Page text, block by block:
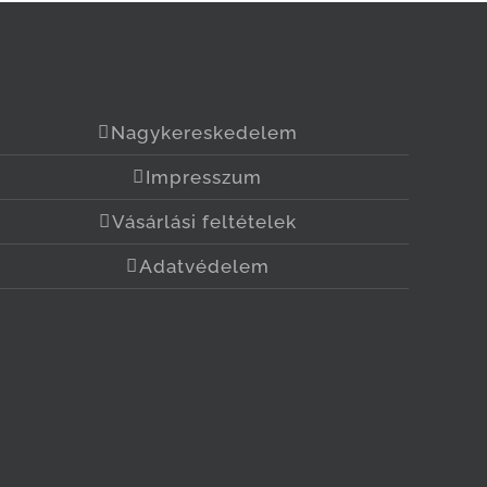
Nagykereskedelem
Impresszum
Vásárlási feltételek
Adatvédelem